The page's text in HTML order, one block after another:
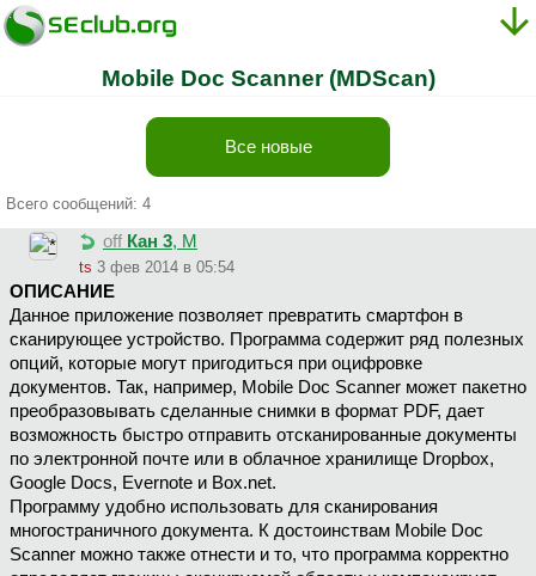
Mobile Doc Scanner (MDScan)
Все новые
Всего сообщений: 4
off Кан 3, М
ts 3 фев 2014 в 05:54
ОПИСАНИЕ
Данное приложение позволяет превратить смартфон в
сканирующее устройство. Программа содержит ряд полезных
опций, которые могут пригодиться при оцифровке
документов. Так, например, Mobile Doc Scanner может пакетно
преобразовывать сделанные снимки в формат PDF, дает
возможность быстро отправить отсканированные документы
по электронной почте или в облачное хранилище Dropbox,
Google Docs, Evernote и Box.net.
Программу удобно использовать для сканирования
многостраничного документа. К достоинствам Mobile Doc
Scanner можно также отнести и то, что программа корректно